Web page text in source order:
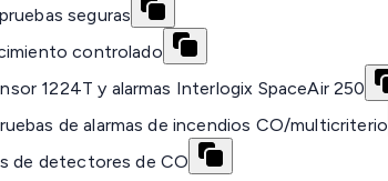
seguras
controlado
1224T y alarmas Interlogix SpaceAir 250
de alarmas de incendios CO/multicriterio
de detectores de CO